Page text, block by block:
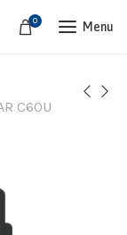
0 Menu
C60U